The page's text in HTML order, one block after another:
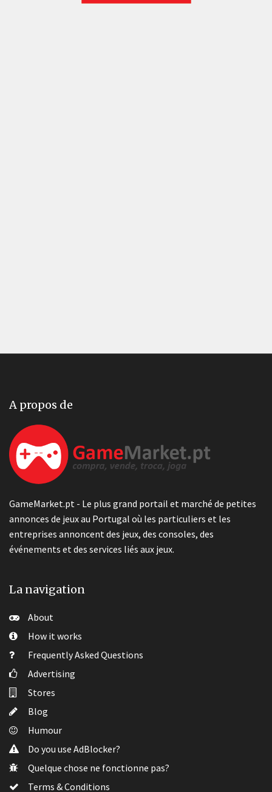
A propos de
GameMarket.pt - Le plus grand portail et marché de petites
annonces de jeux au Portugal où les particuliers et les
entreprises annoncent des jeux, des consoles, des
événements et des services liés aux jeux.
La navigation
About
How it works
Frequently Asked Questions
Advertising
Stores
Blog
Humour
Do you use AdBlocker?
Quelque chose ne fonctionne pas?
Terms & Conditions